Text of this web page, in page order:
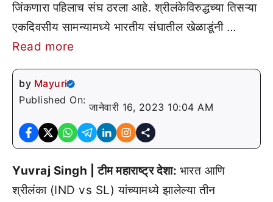
जिंकणारा पहिलाच संघ ठरला आहे. श्रीलंकेविरुद्धच्या तिसऱ्या
एकदिवसीय सामन्यामध्ये भारतीय संघातील खेळाडूंनी …
Read more
by Mayuri
Published On:
जानेवारी 16, 2023 10:04 AM
Yuvraj Singh | टीम महाराष्ट्र देशा: भारत आणि
श्रीलंका (IND vs SL) यांच्यामध्ये झालेल्या तीन